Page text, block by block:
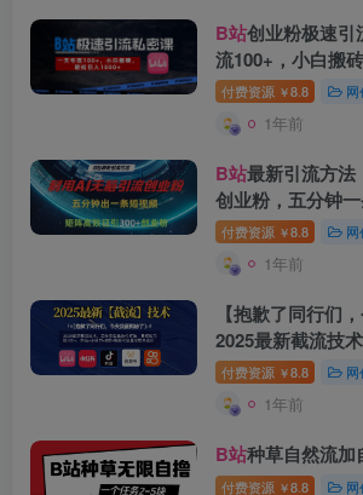
B站创业粉极速引
流100+，小白搬
付费资源 ￥8.8 网
1年前
B站最新引流方
创业粉，五分钟
日引300家精准创
付费资源 ￥8.8 网
1年前
【抱歉了同行们
2025最新截流技
打法，日轻松引粉
书+
B站 +视频号流
付费资源 ￥8.8 网
1年前
B站种草自然流加
付费资源 ￥8.8 网